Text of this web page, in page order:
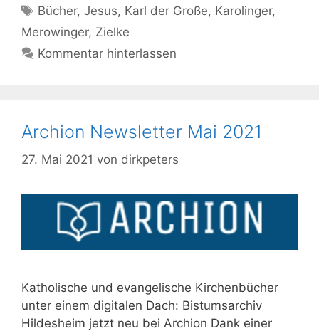
Schlagwörter
Bücher,Jesus, Karl der Große, Karolinger,
Merowinger, Zielke
Kommentar hinterlassen
Archion Newsletter Mai 2021
27. Mai 2021 von dirkpeters
Katholische und evangelische Kirchenbücher
unter einem digitalen Dach: Bistumsarchiv
Hildesheim jetzt neu bei Archion Dank einer